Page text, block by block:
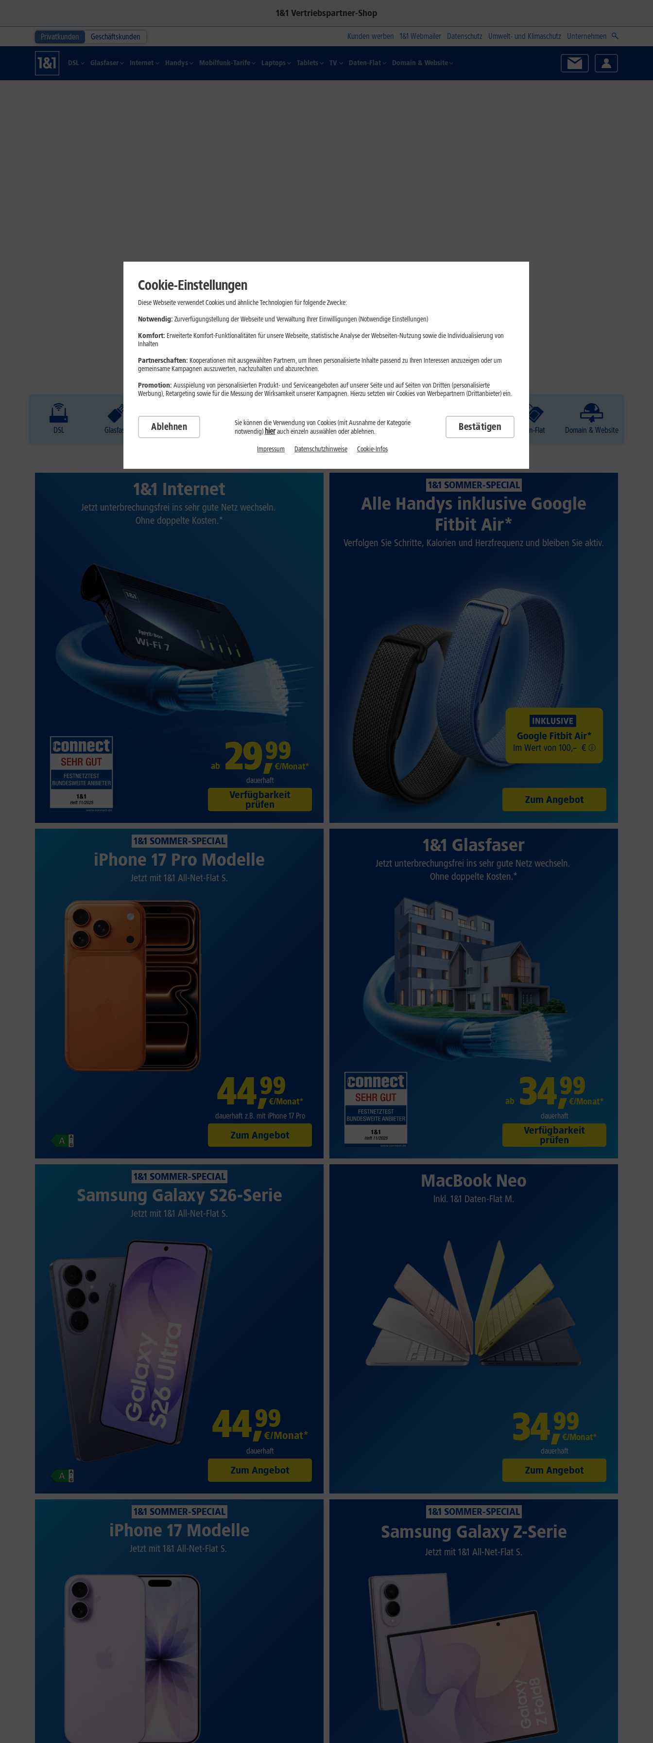
1&1 Vertriebspartner-Shop
Privatkunden Geschäftskunden Kunden werben 1&1 Webmailer Datenschutz Umwelt- und Klimaschutz Unternehmen
DSL Glasfaser Internet Handys Mobilfunk-Tarife Laptops Tablets TV Daten-Flat Domain & Website
DSL Glasfaser Internet Handys Mobilfunk-Tarife Laptops TV Daten-Flat Domain & Website
1&1 Internet
Jetzt unterbrechungsfrei ins sehr gute Netz wechseln.
Ohne doppelte Kosten.*
ab 29,99
€/Monat*
dauerhaft
Verfügbarkeit
prüfen
1&1 SOMMER-SPECIAL
Alle Handys inklusive Google
Fitbit Air*
Verfolgen Sie Schritte, Kalorien und Herzfrequenz und bleiben Sie aktiv.
Zum Angebot
1&1 SOMMER-SPECIAL
iPhone 17 Pro Modelle
Jetzt mit 1&1 All-Net-Flat S.
44,99
€/Monat*
dauerhaft z.B. mit iPhone 17 Pro
Zum Angebot
1&1 Glasfaser
Jetzt unterbrechungsfrei ins sehr gute Netz wechseln.
Ohne doppelte Kosten.*
ab 34,99
€/Monat*
dauerhaft
Verfügbarkeit
prüfen
1&1 SOMMER-SPECIAL
Samsung Galaxy S26-Serie
Jetzt mit 1&1 All-Net-Flat S.
44,99
€/Monat*
dauerhaft
Zum Angebot
MacBook Neo
Inkl. 1&1 Daten-Flat M.
34,99
€/Monat*
dauerhaft
Zum Angebot
1&1 SOMMER-SPECIAL
iPhone 17 Modelle
Jetzt mit 1&1 All-Net-Flat S.
1&1 SOMMER-SPECIAL
Samsung Galaxy Z-Serie
Jetzt mit 1&1 All-Net-Flat S.
Cookie-Einstellungen
Diese Webseite verwendet Cookies und ähnliche Technologien für folgende Zwecke:
Notwendig: Zurverfügungstellung der Webseite und Verwaltung Ihrer Einwilligungen (Notwendige Einstellungen)
Komfort: Erweiterte Komfort-Funktionalitäten für unsere Webseite, statistische Analyse der Webseiten-Nutzung sowie die Individualisierung von
Inhalten
Partnerschaften: Kooperationen mit ausgewählten Partnern, um Ihnen personalisierte Inhalte passend zu Ihren Interessen anzuzeigen oder um
gemeinsame Kampagnen auszuwerten, nachzuhalten und abzurechnen.
Promotion: Ausspielung von personalisierten Produkt- und Serviceangeboten auf unserer Seite und auf Seiten von Dritten (personalisierte
Werbung), Retargeting sowie für die Messung der Wirksamkeit unserer Kampagnen. Hierzu setzten wir Cookies von Werbepartnern (Drittanbieter) ein.
Ablehnen
Sie können die Verwendung von Cookies (mit Ausnahme der Kategorie
notwendig) hierauch einzeln auswählen oder ablehnen. Bestätigen
Impressum Datenschutzhinweise Cookie-Infos